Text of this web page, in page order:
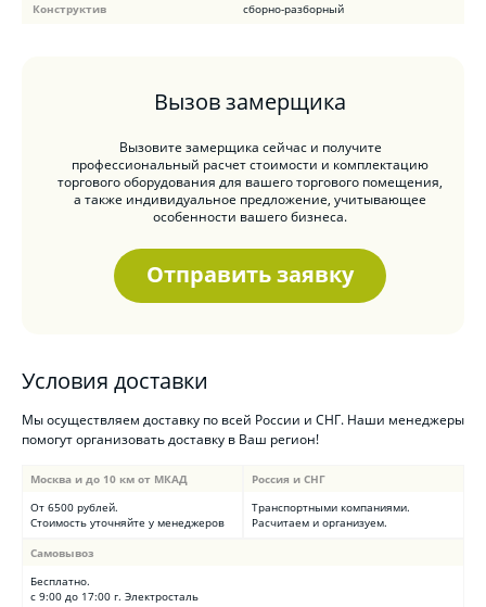
Конструктив
сборно-разборный
Вызов замерщика
Вызовите замерщика сейчас и получите
профессиональный расчет стоимости и комплектацию
торгового оборудования для вашего торгового помещения,
а также индивидуальное предложение, учитывающее
особенности вашего бизнеса.
Отправить заявку
Условия доставки
Мы осуществляем доставку по всей России и СНГ. Наши менеджеры
помогут организовать доставку в Ваш регион!
Москва и до 10 км от МКАД
От 6500 рублей.
Стоимость уточняйте у менеджеров
Россия и СНГ
Транспортными компаниями.
Расчитаем и организуем.
Самовывоз
Бесплатно.
с 9:00 до 17:00 г. Электросталь